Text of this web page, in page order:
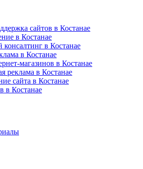
сайтов в Костанае
в Костанае
в Костанае
в Костанае
магазинов в Костанае
реклама в Костанае
сайта в Костанае
в Костанае